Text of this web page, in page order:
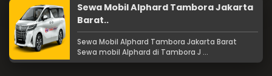
Sewa Mobil Alphard Tambora Jakarta
Barat..
Sewa Mobil Alphard Tambora Jakarta Barat
Sewa mobil Alphard di Tambora J ...